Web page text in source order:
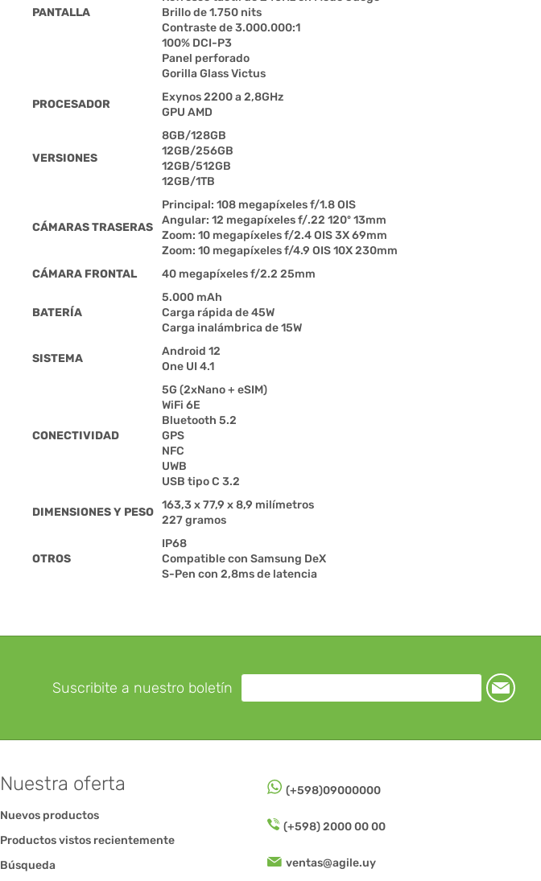
PANTALLA
Brillo de 1.750 nits
Contraste de 3.000.000:1
100% DCI-P3
Panel perforado
Gorilla Glass Victus
PROCESADOR
Exynos 2200 a 2,8GHz
GPU AMD
VERSIONES
8GB/128GB
12GB/256GB
12GB/512GB
12GB/1TB
CÁMARAS TRASERAS
Principal: 108 megapíxeles f/1.8 OIS
Angular: 12 megapíxeles f/.22 120º 13mm
Zoom: 10 megapíxeles f/2.4 OIS 3X 69mm
Zoom: 10 megapíxeles f/4.9 OIS 10X 230mm
CÁMARA FRONTAL
40 megapíxeles f/2.2 25mm
BATERÍA
5.000 mAh
Carga rápida de 45W
Carga inalámbrica de 15W
SISTEMA
Android 12
One UI 4.1
CONECTIVIDAD
5G (2xNano + eSIM)
WiFi 6E
Bluetooth 5.2
GPS
NFC
UWB
USB tipo C 3.2
DIMENSIONES Y PESO
163,3 x 77,9 x 8,9 milímetros
227 gramos
OTROS
IP68
Compatible con Samsung DeX
S-Pen con 2,8ms de latencia
Suscribite a nuestro boletín
Nuestra oferta
Nuevos productos
Productos vistos recientemente
Búsqueda
(+598)09000000
(+598) 2000 00 00
ventas@agile.uy